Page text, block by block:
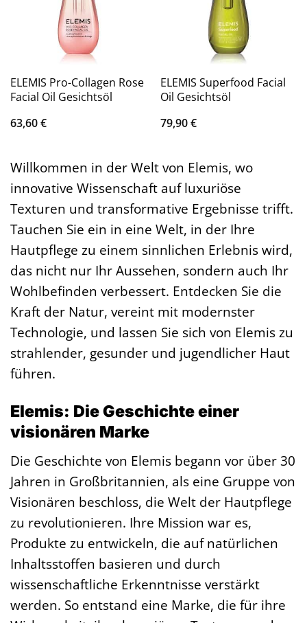
ELEMIS Pro-Collagen Rose
Facial Oil Gesichtsöl
63,60€
ELEMIS Superfood Facial
Oil Gesichtsöl
79,90€
Willkommen in der Welt von Elemis, wo
innovative Wissenschaft auf luxuriöse
Texturen und transformative Ergebnisse trifft.
Tauchen Sie ein in eine Welt, in der Ihre
Hautpflege zu einem sinnlichen Erlebnis wird,
das nicht nur Ihr Aussehen, sondern auch Ihr
Wohlbefinden verbessert. Entdecken Sie die
Kraft der Natur, vereint mit modernster
Technologie, und lassen Sie sich von Elemis zu
strahlender, gesunder und jugendlicher Haut
führen.
Elemis: Die Geschichte einer
visionären Marke
Die Geschichte von Elemis begann vor über 30
Jahren in Großbritannien, als eine Gruppe von
Visionären beschloss, die Welt der Hautpflege
zu revolutionieren. Ihre Mission war es,
Produkte zu entwickeln, die auf natürlichen
Inhaltsstoffen basieren und durch
wissenschaftliche Erkenntnisse verstärkt
werden. So entstand eine Marke, die für ihre